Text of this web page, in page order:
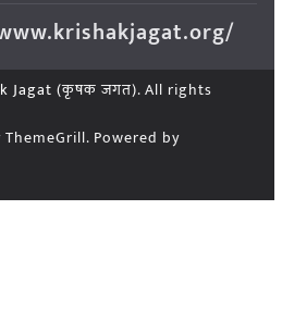
Jagat (कृषक जगत). All rights
ThemeGrill. Powered by